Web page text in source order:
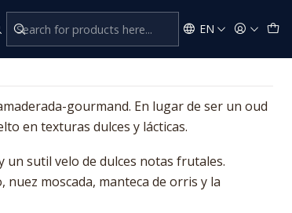
EN
gourmand. En lugar de ser un oud
en texturas dulces y lácticas.
un sutil velo de dulces notas frutales.
nuez moscada, manteca de orris y la